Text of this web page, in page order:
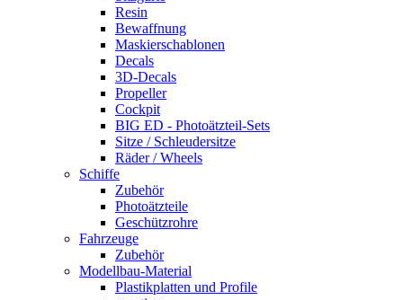
Resin
Bewaffnung
Maskierschablonen
Decals
3D-Decals
Propeller
Cockpit
BIG ED - Photoätzteil-Sets
Sitze / Schleudersitze
Räder / Wheels
Schiffe
Zubehör
Photoätzteile
Geschützrohre
Fahrzeuge
Zubehör
Modellbau-Material
Plastikplatten und Profile